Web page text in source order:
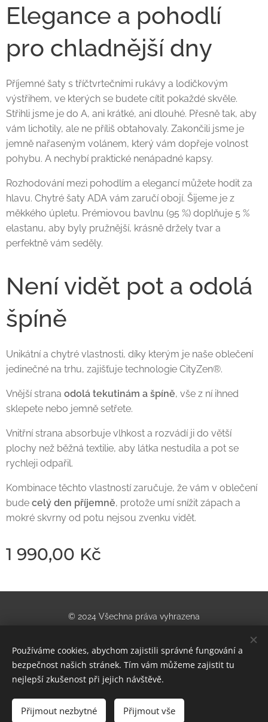
Elegance a pohodlí
pro chladnější dny
Příjemné šaty s tříčtvrtečními rukávy a lodičkovým
výstřihem, ve kterých se budete cítit pokaždé skvěle.
Střihli jsme je do A, ani krátké, ani dlouhé. Přesně tak, aby
vám lichotily, ale ne příliš obtahovaly. Zakončili jsme je
jemně nařaseným volánem, který vám dopřeje volnost
pohybu. A nechybí praktické nenápadné kapsy.
Rozhodování mezi pohodlím a elegancí můžete hodit za
hlavu. Chytré šaty ADA vám zaručí obojí. Šijeme je z
měkkého úpletu. Prémiovou bavlnu (95 %) doplňuje 5 %
elastanu, aby byly pružnější, krásně držely tvar a
perfektně vám seděly.
Není vidět pot a odolá
špíně
Unikátní a chytré vlastnosti, díky kterým je naše oblečení
jedinečné na trhu, zajišťuje technologie CityZen®.
Vnější strana odolá tekutinám a špíně, vše z ní ihned
sklepete nebo jemně setřete.
Vnitřní strana absorbuje vlhkost a rozvádí ji do větší
plochy než běžná textilie, aby látka nestudila a pot se
rychleji odpařil.
Kombinace těchto vlastností zaručuje, že vám v oblečení
bude celý den příjemně, protože umí snížit zápach a
mokré skvrny od potu nejsou zvenku vidět.
1 990,00 Kč
Do košíku
© 2024 Všechna práva vyhrazena
Obchod se sportovním vybavením | U nádraží 955/5, Teplice
Cookies
Používáme cookies, abychom zajistili správné fungování a
bezpečnost našich stránek. Tím vám můžeme zajistit tu
nejlepší zkušenost při jejich návštěvě.
Přijmout nezbytné Přijmout vše